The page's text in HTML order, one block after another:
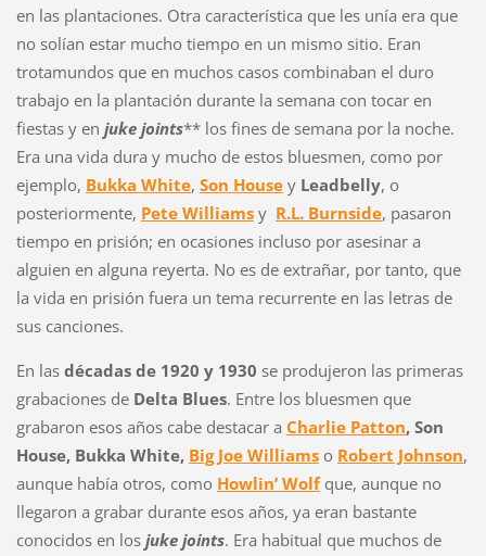
en las plantaciones. Otra característica que les unía era que
no solían estar mucho tiempo en un mismo sitio. Eran
trotamundos que en muchos casos combinaban el duro
trabajo en la plantación durante la semana con tocar en
fiestas y en juke joints** los fines de semana por la noche.
Era una vida dura y mucho de estos bluesmen, como por
ejemplo, Bukka White, Son Housey Leadbelly, o
posteriormente, Pete Williamsy R.L. Burnside, pasaron
tiempo en prisión; en ocasiones incluso por asesinar a
alguien en alguna reyerta. No es de extrañar, por tanto, que
la vida en prisión fuera un tema recurrente en las letras de
sus canciones.
En las décadas de 1920 y 1930 se produjeron las primeras
grabaciones de Delta Blues. Entre los bluesmen que
grabaron esos años cabe destacar a Charlie Patton, Son
House, Bukka White, Big Joe Williams o Robert Johnson,
aunque había otros, como Howlin’ Wolfque, aunque no
llegaron a grabar durante esos años, ya eran bastante
conocidos en los juke joints. Era habitual que muchos de